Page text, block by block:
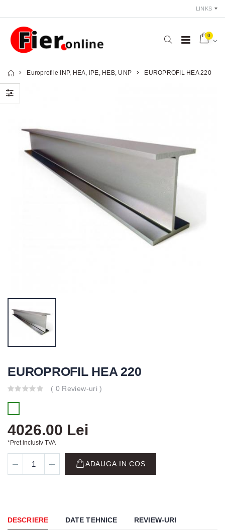
LINKS
0
Europrofile INP, HEA, IPE, HEB, UNP EUROPROFIL HEA 220
EUROPROFIL HEA 220
( 0 Review-uri )
4026.00 Lei
*Pret inclusiv TVA
ADAUGA IN COS
DESCRIERE DATE TEHNICE REVIEW-URI